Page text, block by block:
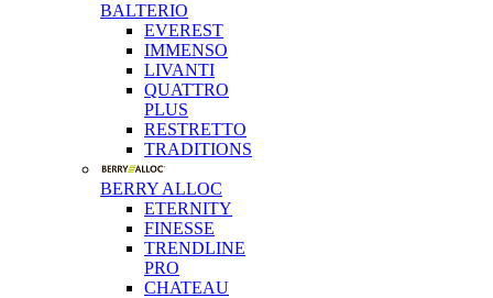
BALTERIO
EVEREST
IMMENSO
LIVANTI
QUATTRO
PLUS
RESTRETTO
TRADITIONS
BERRY ALLOC
ETERNITY
FINESSE
TRENDLINE
PRO
CHATEAU